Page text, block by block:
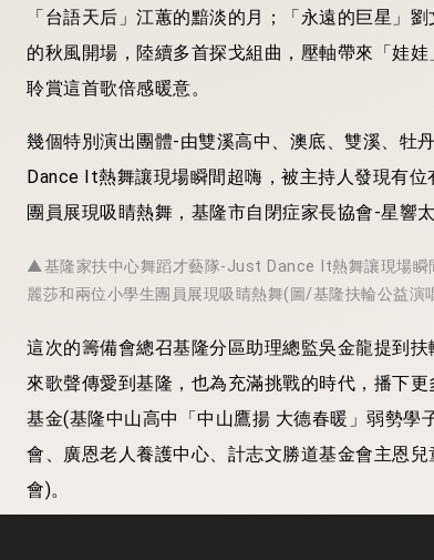
「台語天后」江蕙的黯淡的月；「永遠的巨星」
的秋風開場，陸續多首探戈組曲，壓軸帶來「娃
聆賞這首歌倍感暖意。
幾個特別演出團體-由雙溪高中、澳底、雙溪、牡
Dance It熱舞讓現場瞬間超嗨，被主持人發現有
團員展現吸睛熱舞，基隆市自閉症家長協會-星響
▲基隆家扶中心舞蹈才藝隊-Just Dance It熱舞讓現場瞬
麗莎和兩位小學生團員展現吸睛熱舞(圖/基隆扶輪公益演
這次的籌備會總召基隆分區助理總監吳金龍提到
來歌聲傳愛到基隆，也為充滿挑戰的時代，播下
基金(基隆中山高中「中山鷹揚 大德春暖」弱勢學
會、廣恩老人養護中心、計志文勝道基金會主恩
會)。